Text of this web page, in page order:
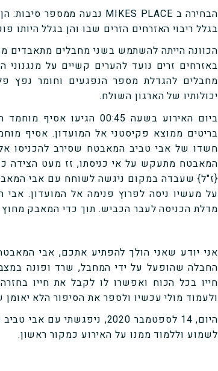
הבחירה ב MIKES PLACE נבעה ממספר סיבות:
בגלל ריבוי האזרחים הזרים שבו והן בגלל היותו
הכוונה הייתה להשתמש בשני מחבלים מתאבדים
באזרחים זרים נועד להערים קשיים על מנגנוני
מחבלים להגדלת מספר הנפגעים וחומר נפץ
יכולותיו של הארגון השולח.
ביום האירוע בשעה 00:45
בריטים ממוצא פקיסטני אל המועדון. אסיף
חשדו של אבי טביב המאבטח שסירב להכניסו
המאבטח מתעקש על אי כניסתו, זז מעט הצידה
{ז"ל} שעבדה במקום ניגשה לשוחח עם אבי
על מעשיו ניסה לפרוץ פנימה אל המועדון.
מדלת הכניסה לעבר הכביש. תוך כדי המאבק
אני יודע שאני הולך להפתיע אתכם, אבי
החבלה שהופעל על ידי המחבל, שרד ופונה
חייו בכל הכוח ואפשרו לו לקבל את חייו
ולעמוד מולי עכשיו ולספר את הסיפור הלא
לשמוע וללמוד ממנו על האירוע כמקור ראשון.